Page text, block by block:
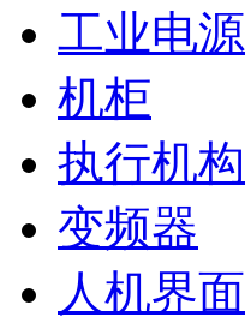
工业电源
机柜
执行机构
变频器
人机界面